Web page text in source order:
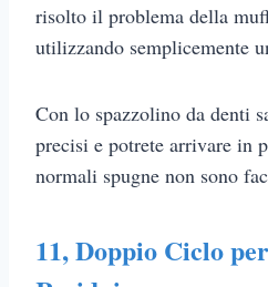
risolto il problema della
utilizzando semplicemente
Con lo spazzolino da denti
precisi e potrete arrivare in
normali spugne non sono
11, Doppio Ciclo